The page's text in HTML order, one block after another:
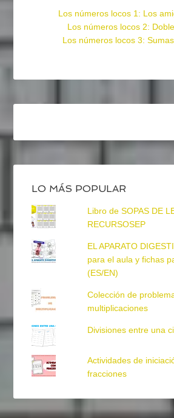
Los números locos 1: Los
Los números locos 2:
Los números locos 3:
LO MÁS POPULAR
Libro de SOPAS DE
RECURSOSEP
EL APARATO
para el aula y fichas
(ES/EN)
Colección de
multiplicaciones
Divisiones entre una
Actividades de
fracciones